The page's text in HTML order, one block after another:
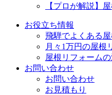
【プロが解説】
お役立ち情報
飛騨でよくある
月々1万円の屋根
屋根リフォーム
お問い合わせ
お問い合わせ
お見積もり